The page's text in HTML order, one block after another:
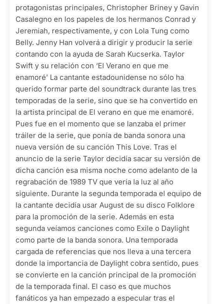
protagonistas principales, Christopher Briney y Gavin
Casalegno en los papeles de los hermanos Conrad y
Jeremiah, respectivamente, y con Lola Tung como
Belly. Jenny Han volverá a dirigir y producir la serie
contando con la ayuda de Sarah Kucserka. Taylor
Swift y su relación con ‘El Verano en que me
enamoré’ La cantante estadounidense no sólo ha
querido formar parte del soundtrack durante las tres
temporadas de la serie, sino que se ha convertido en
la artista principal de El verano en que me enamoré.
Pues fue en el momento que se lanzaba el primer
tráiler de la serie, que ponía de banda sonora una
nueva versión de su canción This Love. Tras el
anuncio de la serie Taylor decidía sacar su versión de
dicha canción esa misma noche como adelanto de la
regrabación de 1989 TV que vería la luz al año
siguiente. Durante la segunda temporada el equipo de
la cantante decidía usar August de su disco Folklore
para la promoción de la serie. Además en esta
segunda veíamos canciones como Exile o Daylight
como parte de la banda sonora. Una temporada
cargada de referencias que nos lleva a una tercera
donde la importancia de Daylight cobra sentido, pues
se convierte en la canción principal de la promoción
de la temporada final. El caso es que muchos
fanáticos ya han empezado a especular tras el